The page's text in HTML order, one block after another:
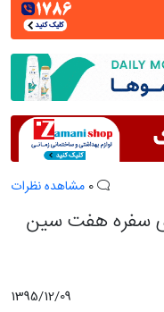
مشاهده نظرات
برای سفره هفت سین
1395/12/09